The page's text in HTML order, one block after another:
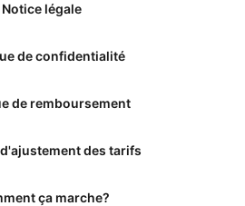
Notice légale
de confidentialité
de remboursement
des tarifs
ça marche?